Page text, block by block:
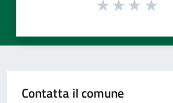
Contatta il comune